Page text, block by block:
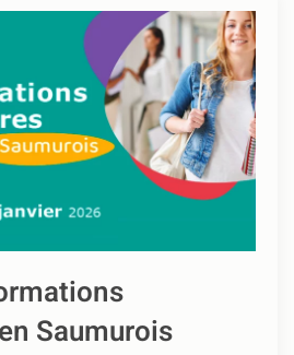
Saumurois